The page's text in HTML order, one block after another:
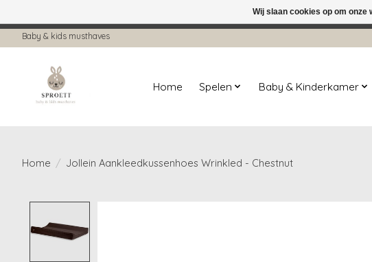
Baby & kids musthaves
Home Spelen Baby & Kinderkamer
Home / Jollein Aankleedkussenhoes Wrinkled - Chestnut
Wij slaan cookies op om
← Keer terug naar de backofficeDeze winkel is in